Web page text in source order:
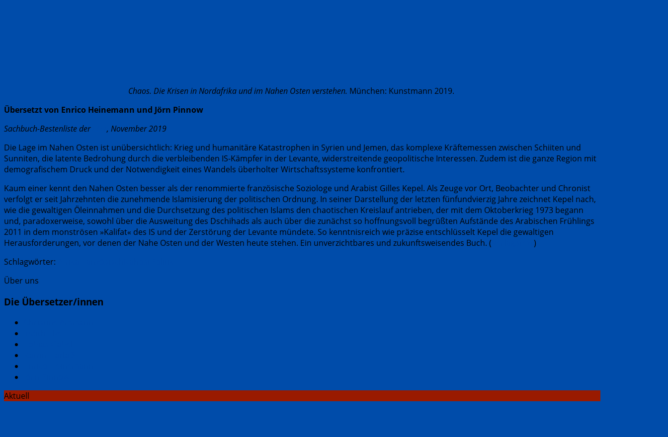
Chaos. Die Krisen in Nordafrika und im Nahen Osten verstehen. München: Kunstmann 2019.
Übersetzt von Enrico Heinemann und Jörn Pinnow
Sachbuch-Bestenliste der
, November 2019
Die Lage im Nahen Osten ist unübersichtlich: Krieg und humanitäre Katastrophen in Syrien und Jemen, das komplexe Kräfte­messen zwischen Schiiten und
Sunniten, die latente Bedrohung durch die verbleibenden IS-Kämpfer in der Levante, widerstreitende geopolitische Interessen. Zudem ist die ganze Region mit
demografischem Druck und der Notwendigkeit eines Wandels überholter Wirtschaftssysteme konfrontiert.
Kaum einer kennt den Nahen Osten besser als der renommierte französische Soziologe und Arabist Gilles Kepel. Als ­Zeuge vor Ort, Beobachter und Chronist
verfolgt er seit Jahrzehnten die zunehmende Islamisierung der politischen Ordnung. In seiner Darstellung der letzten fünfundvierzig Jahre zeichnet Kepel nach,
wie die gewaltigen Öleinnahmen und die Durchsetzung des politischen Islams den chaotischen Kreislauf antrieben, der mit dem Oktoberkrieg 1973 begann
und, paradoxerweise, sowohl über die Ausweitung des Dschihads als auch über die zunächst so hoffnungsvoll begrüßten Aufstände des Arabischen Frühlings
2011 in dem monströsen »Kalifat« des IS und der ­Zerstörung der Levante mündete. So kenntnisreich wie präzise­ entschlüsselt Kepel die gewaltigen
Herausforderungen, vor denen der Nahe Osten und der Westen heute stehen. Ein ­unverzichtbares und zukunftsweisendes Buch. (
)
Schlagwörter:
Über uns
Die Übersetzer/innen
Aktuell